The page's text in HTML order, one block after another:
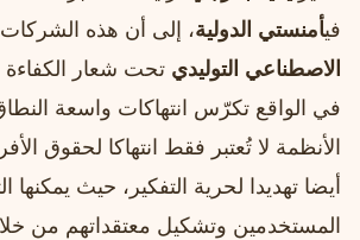
فيأمنستي الدولية، إلى أن هذه الشركات
الاصطناعي التوليدي تحت شعار الكفاءة
في الواقع تكرّس انتهاكات واسعة
الأنظمة لا تُعتبر فقط انتهاكا لحقوق
أيضا تهديدا لحرية التفكير، حيث يمكنها
المستخدمين وتشكيل معتقداتهم من